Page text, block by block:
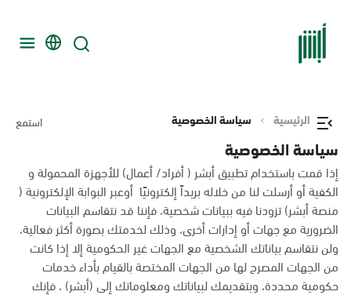
الرئيسية سياسة الخصوصية استمع
سياسة الخصوصية
إذا قمت باستخدام تطبيق أبشر ( أفراد/ أعمال) للأجهزة المحمولة و
الكفية أو أرسلت لنا من خلاله بريداً إلكترونيًا أوعبر البوابة الإلكترونية (
منصة أبشر) تزودنا فيه ببيانات شخصية، فإننا قد نتقاسم البيانات
الضرورية مع جهات أو إدارات أخرى، وذلك لخدمتك بصورة أكثر فعالية،
ولن نتقاسم بياناتك الشخصية مع الجهات غير الحكومية إلا إذا كانت
من الجهات المصرح لها من الجهات المختصة بالقيام بأداء خدمات
حكومية محددة، وبتقديمك لبياناتك ومعلوماتك إلى (أبشر) ، فإنك